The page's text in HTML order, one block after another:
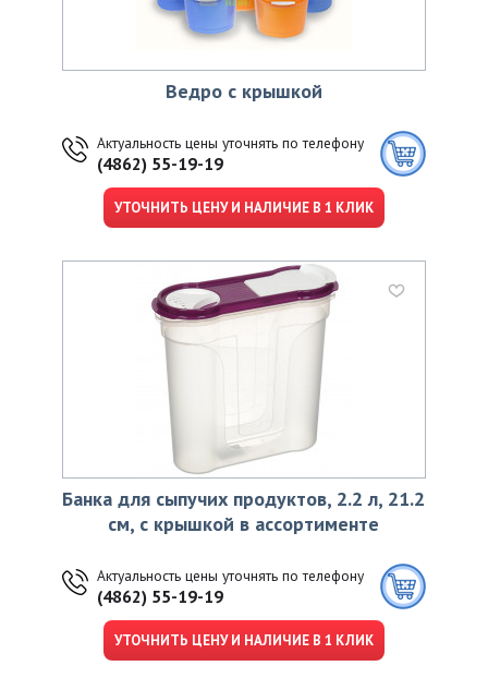
Ведро с крышкой
Актуальность цены уточнять по телефону
(4862) 55-19-19
УТОЧНИТЬ ЦЕНУ И НАЛИЧИЕ В 1 КЛИК
Банка для сыпучих продуктов, 2.2 л, 21.2
см, с крышкой в ассортименте
Актуальность цены уточнять по телефону
(4862) 55-19-19
УТОЧНИТЬ ЦЕНУ И НАЛИЧИЕ В 1 КЛИК